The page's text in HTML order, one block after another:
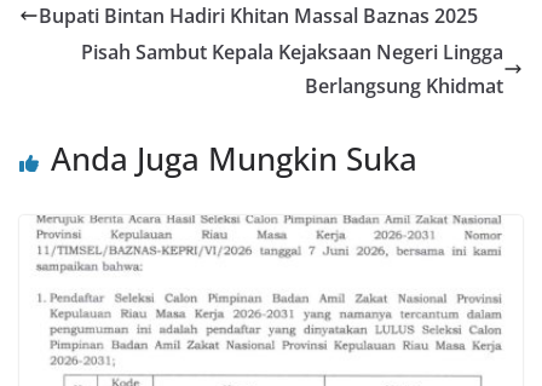
Bupati Bintan Hadiri Khitan Massal Baznas 2025
Pisah Sambut Kepala Kejaksaan Negeri Lingga
Berlangsung Khidmat
Anda Juga Mungkin Suka